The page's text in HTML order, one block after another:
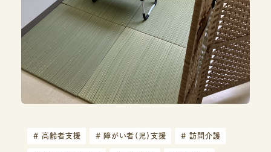
# 高齢者支援 # 障がい者（児）支援 # 訪問介護